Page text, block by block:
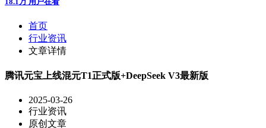
首页
行业资讯
文章详情
腾讯元宝上线混元T1正式版+DeepSeek V3最新版
2025-03-26
行业资讯
原创文章